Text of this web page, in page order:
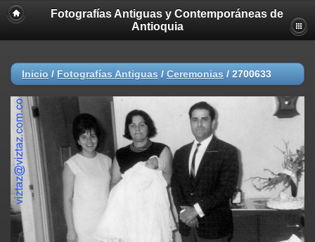
Fotografías Antiguas y Contemporáneas de
Antioquia
Inicio / Fotografías Antiguas / Ceremonias / 2700633